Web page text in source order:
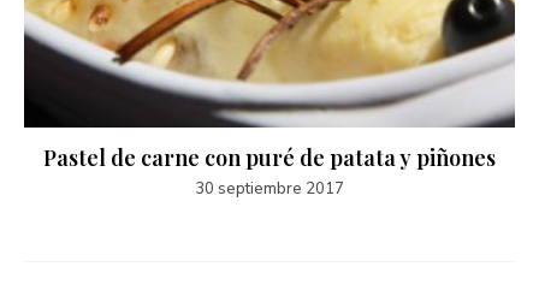
Pastel de carne con puré de patata y piñones
30 septiembre 2017